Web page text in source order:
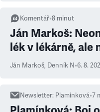
Komentář•8 minut
Ján Markoš:
lék v lékárně, ale
Ján Markoš, Denník N•6. 8.
Newsletter: Plamínková•7